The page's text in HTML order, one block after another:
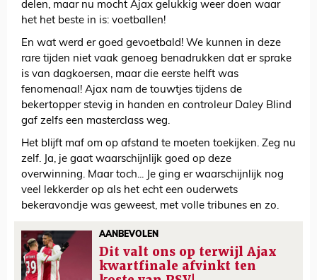
delen, maar nu mocht Ajax gelukkig weer doen waar
het het beste in is: voetballen!
En wat werd er goed gevoetbald! We kunnen in deze
rare tijden niet vaak genoeg benadrukken dat er sprake
is van dagkoersen, maar die eerste helft was
fenomenaal! Ajax nam de touwtjes tijdens de
bekertopper stevig in handen en controleur Daley Blind
gaf zelfs een masterclass weg.
Het blijft maf om op afstand te moeten toekijken. Zeg nu
zelf. Ja, je gaat waarschijnlijk goed op deze
overwinning. Maar toch... Je ging er waarschijnlijk nog
veel lekkerder op als het echt een ouderwets
bekeravondje was geweest, met volle tribunes en zo.
AANBEVOLEN
Dit valt ons op terwijl Ajax
kwartfinale afvinkt ten